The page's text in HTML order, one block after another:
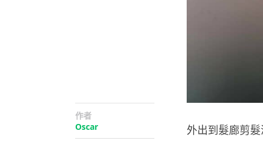
作者
Oscar
外出到髮廊剪